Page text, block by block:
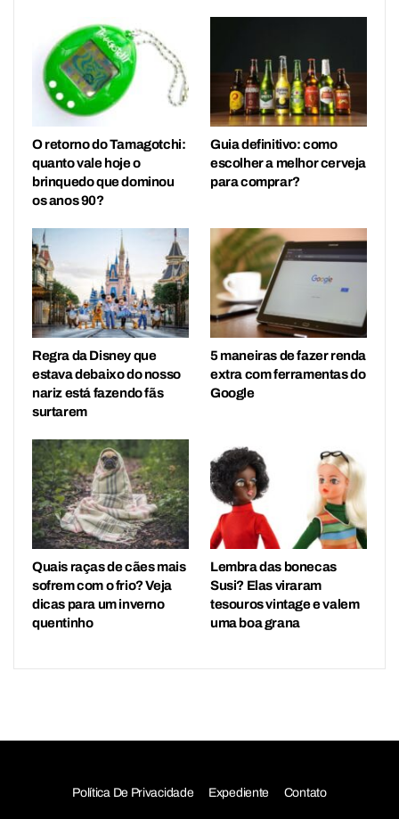
O retorno do Tamagotchi:
quanto vale hoje o
brinquedo que dominou
os anos 90?
Guia definitivo: como
escolher a melhor cerveja
para comprar?
Regra da Disney que
estava debaixo do nosso
nariz está fazendo fãs
surtarem
5 maneiras de fazer renda
extra com ferramentas do
Google
Quais raças de cães mais
sofrem com o frio? Veja
dicas para um inverno
quentinho
Lembra das bonecas
Susi? Elas viraram
tesouros vintage e valem
uma boa grana
Política De Privacidade Expediente Contato